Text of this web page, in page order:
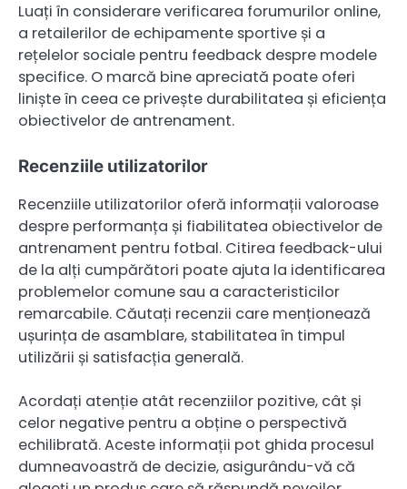
Luați în considerare verificarea forumurilor online,
a retailerilor de echipamente sportive și a
rețelelor sociale pentru feedback despre modele
specifice. O marcă bine apreciată poate oferi
liniște în ceea ce privește durabilitatea și eficiența
obiectivelor de antrenament.
Recenziile utilizatorilor
Recenziile utilizatorilor oferă informații valoroase
despre performanța și fiabilitatea obiectivelor de
antrenament pentru fotbal. Citirea feedback-ului
de la alți cumpărători poate ajuta la identificarea
problemelor comune sau a caracteristicilor
remarcabile. Căutați recenzii care menționează
ușurința de asamblare, stabilitatea în timpul
utilizării și satisfacția generală.
Acordați atenție atât recenziilor pozitive, cât și
celor negative pentru a obține o perspectivă
echilibrată. Aceste informații pot ghida procesul
dumneavoastră de decizie, asigurându-vă că